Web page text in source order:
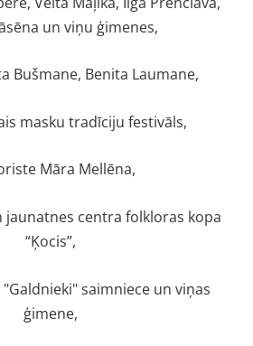
un viņu ģimenes,
Bušmane, Benita Laumane,
masku tradīciju festivāls,
Māra Mellēna,
jaunatnes centra folkloras kopa
“Ķocis”,
saimniece un viņas
ģimene,